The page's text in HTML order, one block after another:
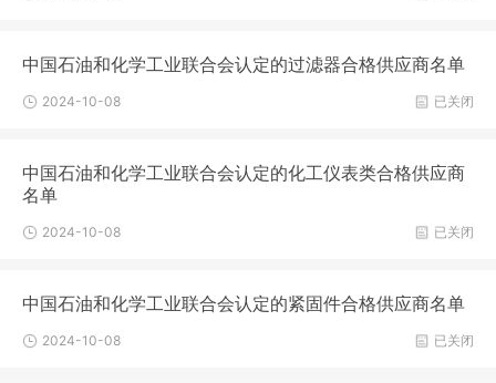
中国石油和化学工业联合会认定的过滤器合格供应商名单
已关闭
2024-10-08
中国石油和化学工业联合会认定的化工仪表类合格供应商
名单
已关闭
2024-10-08
中国石油和化学工业联合会认定的紧固件合格供应商名单
已关闭
2024-10-08